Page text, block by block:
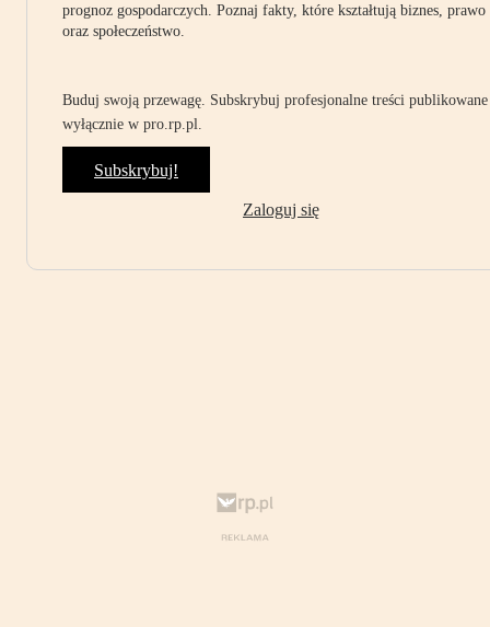
prognoz gospodarczych. Poznaj fakty, które kształtują biznes, prawo
oraz społeczeństwo.
Buduj swoją przewagę. Subskrybuj profesjonalne treści publikowane
wyłącznie w pro.rp.pl.
Subskrybuj!
Zaloguj się